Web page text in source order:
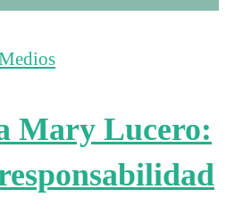
Mary Lucero: